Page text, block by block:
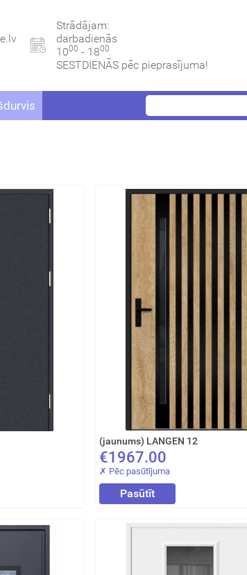
Strādājam:
darbadienās
1000 - 1800
SESTDIENĀS pēc pieprasījuma!
(jaunums) LANGEN 12
€1967.00
✗ Pēc pasūtījuma
Pasūtīt